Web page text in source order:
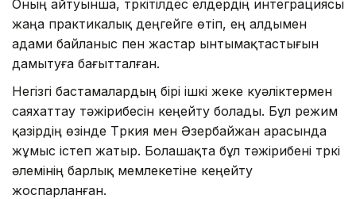
Оның айтуынша, түркітілдес елдердің интеграциясы
жаңа практикалық деңгейге өтіп, ең алдымен
адами байланыс пен жастар ынтымақтастығын
дамытуға бағытталған.
Негізгі бастамалардың бірі ішкі жеке куәліктермен
саяхаттау тәжірибесін кеңейту болады. Бұл режим
қазірдің өзінде Түркия мен Әзербайжан арасында
жұмыс істеп жатыр. Болашақта бұл тәжірибені түркі
әлемінің барлық мемлекетіне кеңейту
жоспарланған.